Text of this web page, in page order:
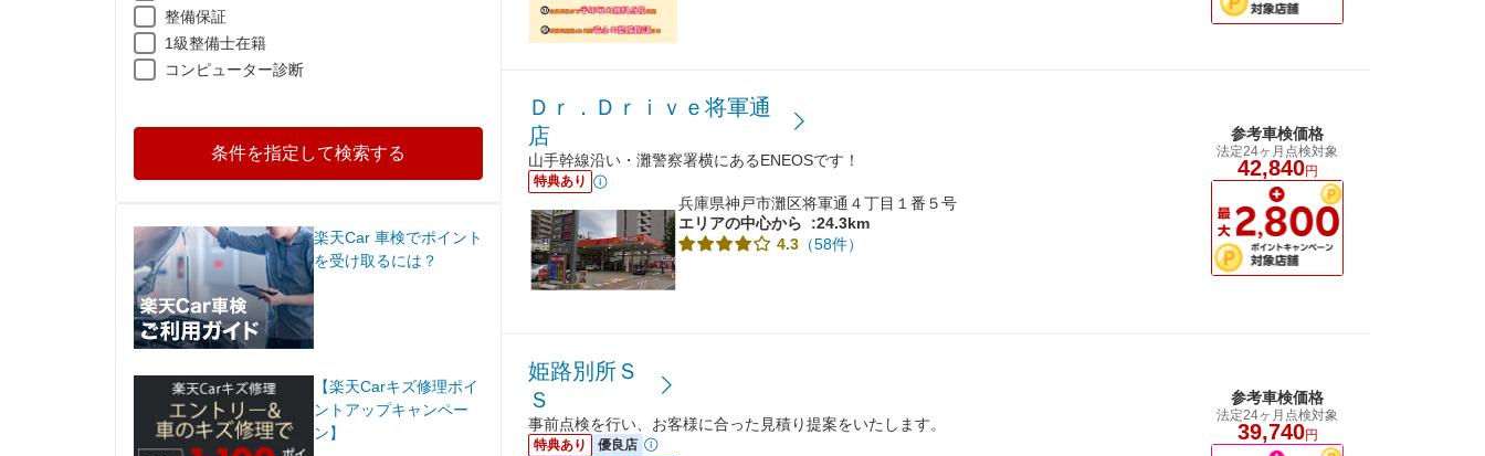
整備保証
1級整備士在籍
コンピューター診断
条件を指定して検索する
楽天Car 車検でポイント
を受け取るには？
【楽天Carキズ修理ポイ
ントアップキャンペー
ン】
Ｄｒ．Ｄｒｉｖｅ将軍通
店
山手幹線沿い・灘警察署横にあるENEOSです！
特典あり
兵庫県神戸市灘区将軍通４丁目１番５号
エリアの中心から
:24.3km
4.3 （58件）
参考車検価格
法定24ヶ月点検対象
42,840円
姫路別所Ｓ
Ｓ
事前点検を行い、お客様に合った見積り提案をいたします。
特典あり 優良店
参考車検価格
法定24ヶ月点検対象
39,740円